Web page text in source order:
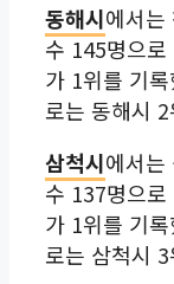
동해시에서는
수 145명으
가 1위를 기
로는 동해시
삼척시에서는
수 137명으
가 1위를 기
로는 삼척시